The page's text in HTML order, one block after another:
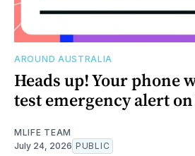
AROUND AUSTRALIA
Heads up! Your phone
test emergency alert
MLIFE TEAM
July 24, 2026 PUBLIC